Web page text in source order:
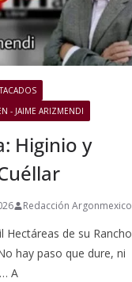
- JAIME ARIZMENDI
Higinio y
Redacción Argonmexico
Hectáreas de su Rancho
hay paso que dure, ni
A